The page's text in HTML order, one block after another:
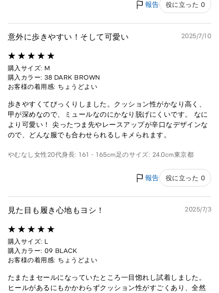
報告 役に立った 0
意外に歩きやすい！そして可愛い 2025/7/10
購入サイズ: M
購入カラー: 38 DARK BROWN
お客様の着用感: ちょうどよい
歩きやすくてびっくりしました。クッション性がかなり高く、
甲が深めなので、ミュールなのにかなり脱げにくいです。 なに
より可愛い！ 尖ったつま先やレースアップが辛口なデザインな
ので、どんな服でも合わせられるしキメられます。
やむなし 女性20代身長: 161 - 165cm足のサイズ: 24.0cm東京都
報告 役に立った 0
見た目も履き心地もヨシ！ 2025/7/3
購入サイズ: L
購入カラー: 09 BLACK
お客様の着用感: ちょうどよい
たまたまセールになっていたところ一目惚れし試着しました。
ヒールがあるにもかかわらずクッション性がすごくあり、全然